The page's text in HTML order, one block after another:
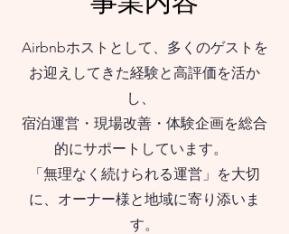
Airbnbホストとして、多くのゲストを
お迎えしてきた経験と高評価を活か
し、
宿泊運営・現場改善・体験企画を総合
的にサポートしています。
「無理なく続けられる運営」を大切
に、オーナー様と地域に寄り添いま
す。